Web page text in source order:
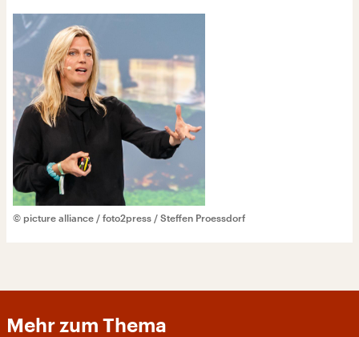
© picture alliance / foto2press / Steffen Proessdorf
Mehr zum Thema